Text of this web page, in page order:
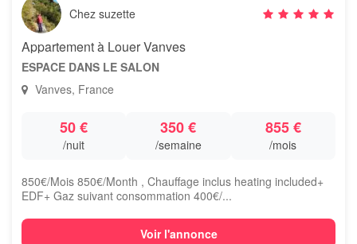
Chez suzette
Appartement à Louer Vanves
ESPACE DANS LE SALON
Vanves, France
50 €
/nuit
350 €
/semaine
855 €
/mois
850€/Mois 850€/Month , Chauffage inclus heating included+
EDF+ Gaz suivant consommation 400€/...
Voir l'annonce